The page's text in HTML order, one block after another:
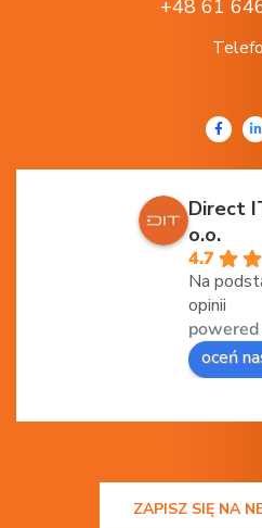
+48 61
Direct
o.o.
4.7
Na
opinii
oceń
ZAPISZ SIĘ NA